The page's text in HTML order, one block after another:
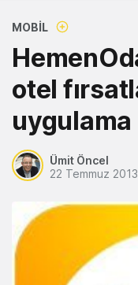
MOBIL
otel
Ümit Öncel
22 Temmuz 2013